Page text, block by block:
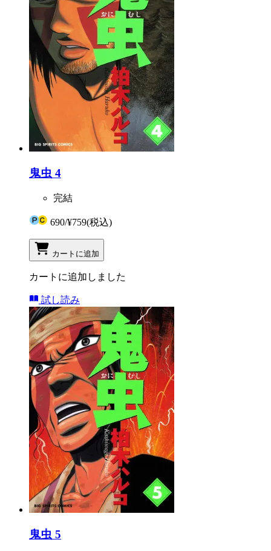
鬼虫 4
完結
690/¥759(税込)
カートに追加
カートに追加しました
試し読み
鬼虫 5